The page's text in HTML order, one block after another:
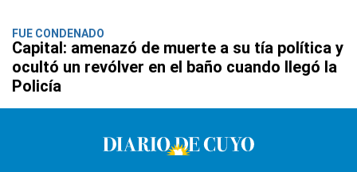
FUE CONDENADO
Capital: amenazó de muerte a su tía política y
ocultó un revólver en el baño cuando llegó la
Policía